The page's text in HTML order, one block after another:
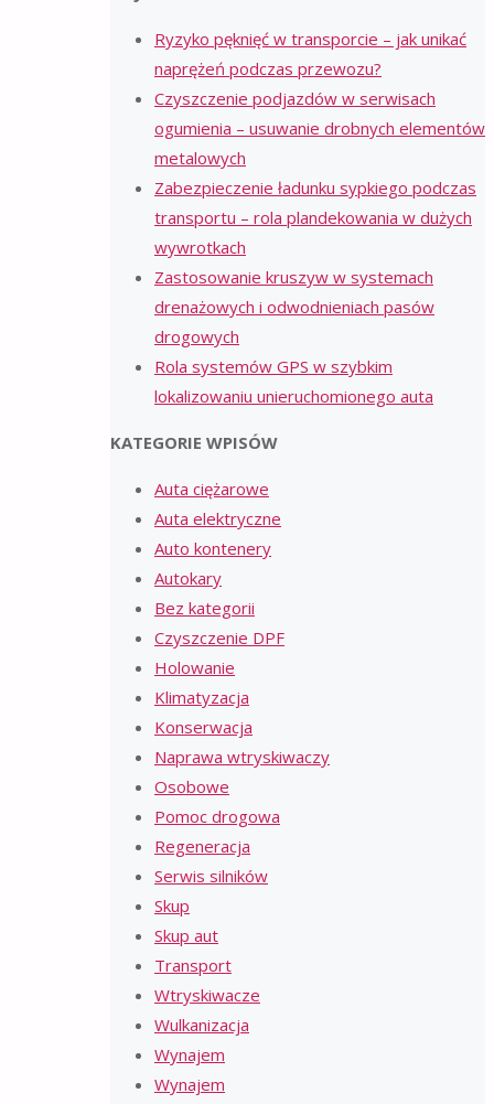
Ryzyko pęknięć w transporcie – jak unikać
naprężeń podczas przewozu?
Czyszczenie podjazdów w serwisach
ogumienia – usuwanie drobnych elementów
metalowych
Zabezpieczenie ładunku sypkiego podczas
transportu – rola plandekowania w dużych
wywrotkach
Zastosowanie kruszyw w systemach
drenażowych i odwodnieniach pasów
drogowych
Rola systemów GPS w szybkim
lokalizowaniu unieruchomionego auta
KATEGORIE WPISÓW
Auta ciężarowe
Auta elektryczne
Auto kontenery
Autokary
Bez kategorii
Czyszczenie DPF
Holowanie
Klimatyzacja
Konserwacja
Naprawa wtryskiwaczy
Osobowe
Pomoc drogowa
Regeneracja
Serwis silników
Skup
Skup aut
Transport
Wtryskiwacze
Wulkanizacja
Wynajem
Wynajem